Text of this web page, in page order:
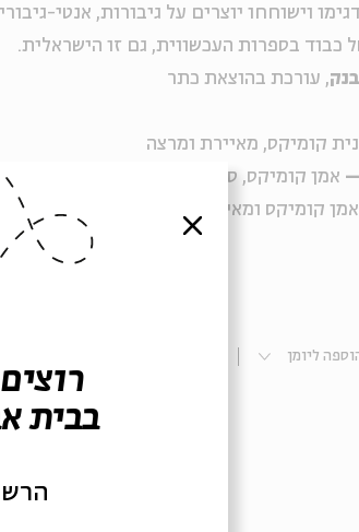
וישוחחו יוצרים על גיבורות, אנטי-
כבוד בספרות העכשווית, גם זו הישראלית.
, עורכת בהוצאת כתר
קומיקס, מאיירת ומרצה
אמן קומיקס, סופר ומאייר
קומיקס ומאייר
ליומן
סגור
בבית